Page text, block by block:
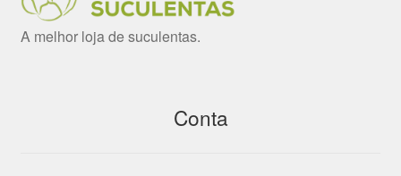
A melhor loja de suculentas.
Conta